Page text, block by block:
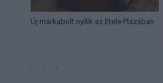
Új márkabolt nyílik az Etele Plázában